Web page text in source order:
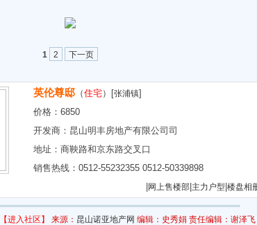
1 2 下一页
英伦尊邸 （住宅）[张浦镇]
价格： 6850
开发商： 昆山明丰房地产有限公司司
地址： 商鞅路和京东路交叉口
销售热线：0512-55232355 0512-50339898
网上售楼部 主力户型 楼盘相
【进入社区】 来源： 昆山诺亚地产网 编辑：史秀娟 责任编辑：谢泽飞